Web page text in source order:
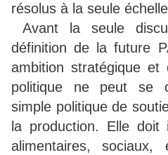
résolus à la seule
Avant la seule
définition de la future
ambition stratégique
politique ne peut se
simple politique de
la production. Elle doit
alimentaires, sociaux,